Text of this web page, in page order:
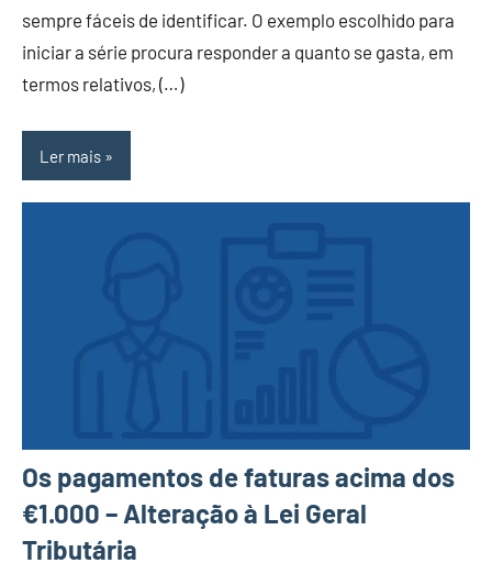
sempre fáceis de identificar. O exemplo escolhido para
iniciar a série procura responder a quanto se gasta, em
termos relativos, (…)
Ler mais
Os pagamentos de faturas acima dos
€1.000 – Alteração à Lei Geral
Tributária